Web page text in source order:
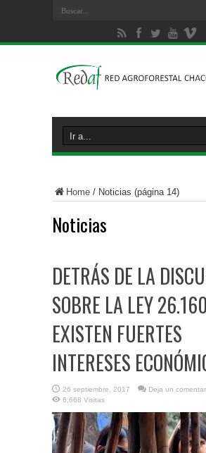
Home / Noticias (página 14)
Noticias
DETRÁS DE LA
SOBRE LA LEY 26.160
EXISTEN FUERTES
INTERESES
26 septiembre, 2017
Deja un
6,668 Visitas